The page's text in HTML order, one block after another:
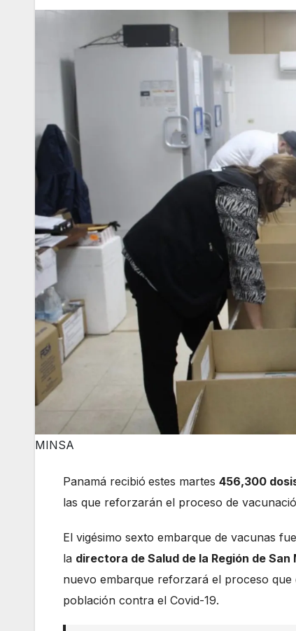
MINSA
Panamá recibió estes martes 456,300
las que reforzarán el proceso de
El vigésimo sexto embarque de vacunas
la directora de Salud de la Región de
nuevo embarque reforzará el proceso
población contra el Covid-19.